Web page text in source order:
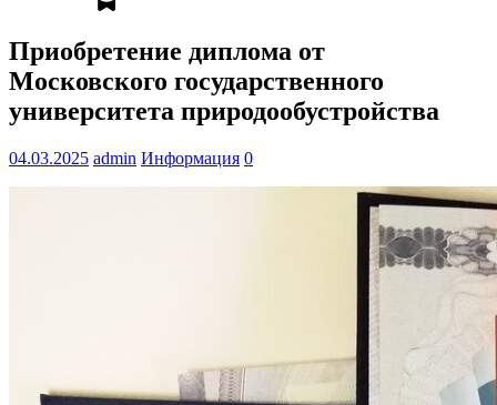
Приобретение диплома от
Московского государственного
университета природообустройства
04.03.2025 admin Информация 0